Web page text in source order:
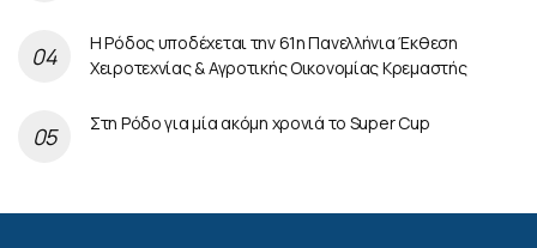
Η Ρόδος υποδέχεται την 61η Πανελλήνια Έκθεση
Χειροτεχνίας & Αγροτικής Οικονομίας Κρεμαστής
Στη Ρόδο για μία ακόμη χρονιά το Super Cup